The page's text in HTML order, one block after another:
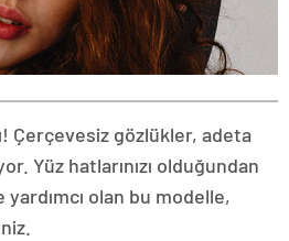
Çerçevesiz gözlükler, adeta
Yüz hatlarınızı olduğundan
olan bu modelle,